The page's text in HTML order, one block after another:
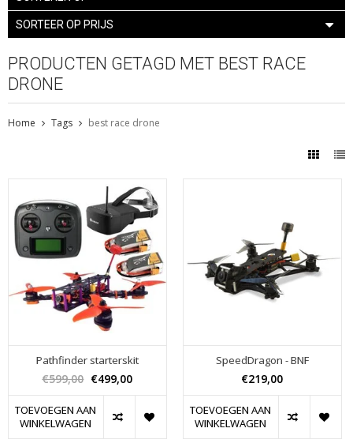
SORTEER OP PRIJS
PRODUCTEN GETAGD MET BEST RACE
DRONE
Home Tags best race drone
Pathfinder starterskit
€599,00 €499,00
TOEVOEGEN AAN
WINKELWAGEN
SpeedDragon - BNF
€219,00
TOEVOEGEN AAN
WINKELWAGEN